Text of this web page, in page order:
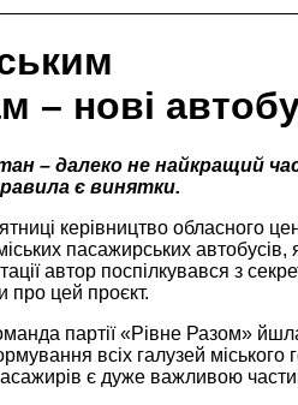
– нові
– далеко не найкращий
є винятки.
керівництво обласного
пасажирських
автор поспілкувався з
про цей проєкт.
партії «Рівне Разом»
всіх галузей
є дуже важливою